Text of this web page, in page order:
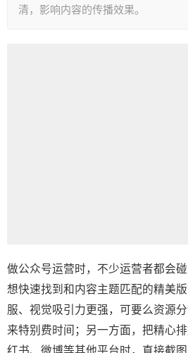
清，影响内容的传播效果。
做公众号运营时，不少运营者都会
想快速找到和内容主题匹配的精美
服、视觉吸引力更强，可要么资源
来特别费时间；另一方面，把精心